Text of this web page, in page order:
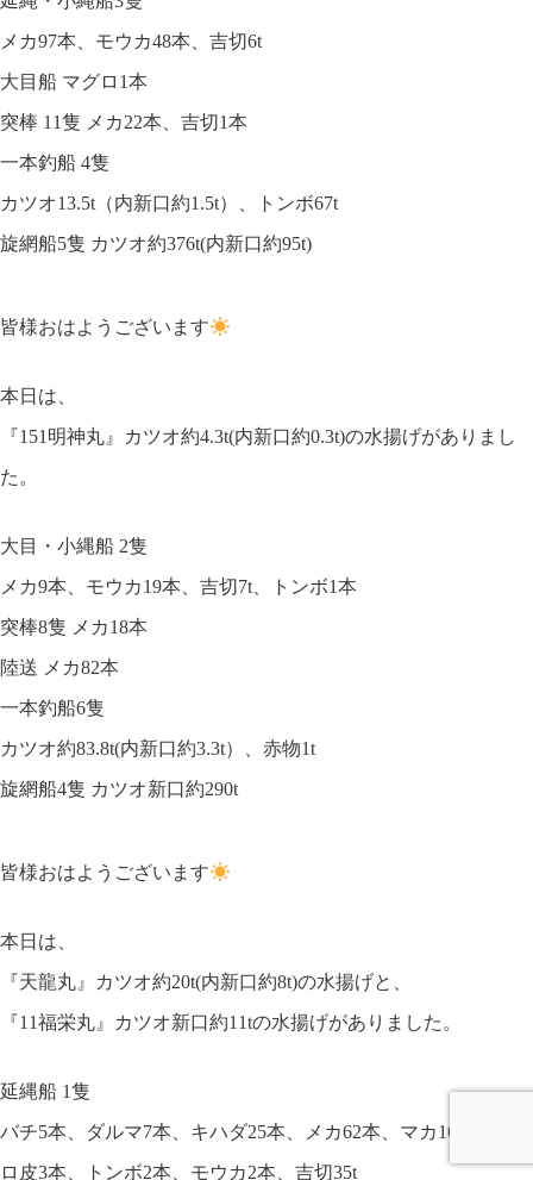
メカ97本、モウカ48本、吉切6t
大目船 マグロ1本
突棒 11隻 メカ22本、吉切1本
一本釣船 4隻
カツオ13.5t（内新口約1.5t）、トンボ67t
旋網船5隻 カツオ約376t(内新口約95t)
皆様おはようございます
本日は、
『151明神丸』カツオ約4.3t(内新口約0.3t)の水揚げがありまし
た。
大目・小縄船 2隻
メカ9本、モウカ19本、吉切7t、トンボ1本
突棒8隻 メカ18本
陸送 メカ82本
一本釣船6隻
カツオ約83.8t(内新口約3.3t）、赤物1t
旋網船4隻 カツオ新口約290t
皆様おはようございます
本日は、
『天龍丸』カツオ約20t(内新口約8t)の水揚げと、
『11福栄丸』カツオ新口約11tの水揚げがありました。
延縄船 1隻
バチ5本、ダルマ7本、キハダ25本、メカ62本、マカ108本、ク
ロ皮3本、トンボ2本、モウカ2本、吉切35t